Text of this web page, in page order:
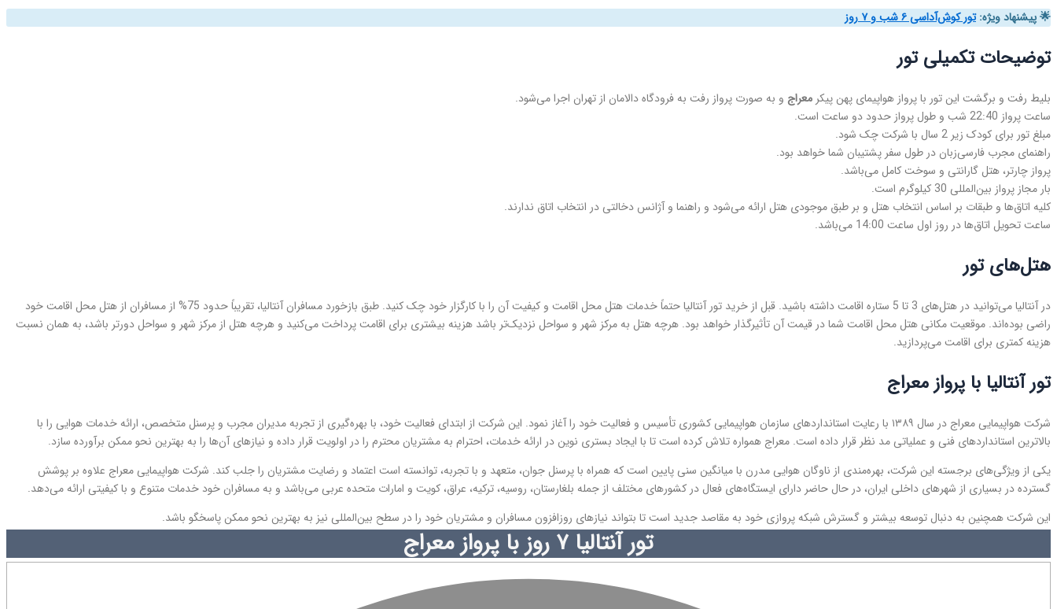
🌟 پیشنهاد ویژه:تور کوش‌آداسی ۶ شب و ۷ روز
توضیحات تکمیلی تور
بلیط رفت و برگشت این تور با پرواز هواپیمای پهن پیکر معراج و به صورت پرواز رفت به فرودگاه دالامان از تهران اجرا می‌شود.
ساعت پرواز 22:40 شب و طول پرواز حدود دو ساعت است.
مبلغ تور برای کودک زیر 2 سال با شرکت چک شود.
راهنمای مجرب فارسی‌زبان در طول سفر پشتیبان شما خواهد بود.
پرواز چارتر، هتل گارانتی و سوخت کامل می‌باشد.
بار مجاز پرواز بین‌المللی 30 کیلوگرم است.
کلیه اتاق‌ها و طبقات بر اساس انتخاب هتل و بر طبق موجودی هتل ارائه می‌شود و راهنما و آژانس دخالتی در انتخاب اتاق ندارند.
ساعت تحویل اتاق‌ها در روز اول ساعت 14:00 می‌باشد.
هتل‌های تور
در آنتالیا می‌توانید در هتل‌های 3 تا 5 ستاره اقامت داشته باشید. قبل از خرید تور آنتالیا حتماً خدمات هتل محل اقامت و کیفیت آن را با کارگزار خود چک کنید. طبق بازخورد مسافران آنتالیا، تقریباً حدود 75% از مسافران از هتل محل اقامت خود
راضی بوده‌اند. موقعیت مکانی هتل محل اقامت شما در قیمت آن تأثیرگذار خواهد بود. هرچه هتل به مرکز شهر و سواحل نزدیک‌تر باشد هزینه بیشتری برای اقامت پرداخت می‌کنید و هرچه هتل از مرکز شهر و سواحل دورتر باشد، به همان نسبت
هزینه کمتری برای اقامت می‌پردازید.
تور آنتالیا با پرواز معراج
شرکت هواپیمایی معراج در سال ۱۳۸۹ با رعایت استانداردهای سازمان هواپیمایی کشوری تأسیس و فعالیت خود را آغاز نمود. این شرکت از ابتدای فعالیت خود، با بهره‌گیری از تجربه مدیران مجرب و پرسنل متخصص، ارائه خدمات هوایی را با
بالاترین استانداردهای فنی و عملیاتی مد نظر قرار داده است. معراج همواره تلاش کرده است تا با ایجاد بستری نوین در ارائه خدمات، احترام به مشتریان محترم را در اولویت قرار داده و نیازهای آن‌ها را به بهترین نحو ممکن برآورده سازد.
یکی از ویژگی‌های برجسته این شرکت، بهره‌مندی از ناوگان هوایی مدرن با میانگین سنی پایین است که همراه با پرسنل جوان، متعهد و با تجربه، توانسته است اعتماد و رضایت مشتریان را جلب کند. شرکت هواپیمایی معراج علاوه بر پوشش
گسترده در بسیاری از شهرهای داخلی ایران، در حال حاضر دارای ایستگاه‌های فعال در کشورهای مختلف از جمله بلغارستان، روسیه، ترکیه، عراق، کویت و امارات متحده عربی می‌باشد و به مسافران خود خدمات متنوع و با کیفیتی ارائه می‌دهد.
این شرکت همچنین به دنبال توسعه بیشتر و گسترش شبکه پروازی خود به مقاصد جدید است تا بتواند نیازهای روزافزون مسافران و مشتریان خود را در سطح بین‌المللی نیز به بهترین نحو ممکن پاسخگو باشد.
تور آنتالیا ۷ روز با پرواز معراج